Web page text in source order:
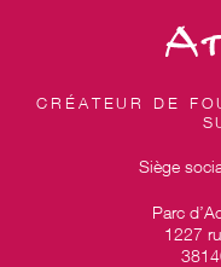
CRÉATEUR DE
Siège
Parc
1227